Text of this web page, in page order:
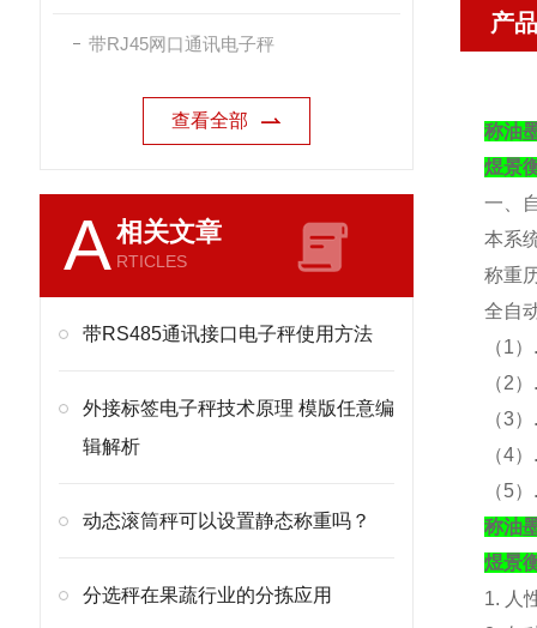
带RJ45网口通讯电子秤
查看全部
A相关文章
RTICLES
带RS485通讯接口电子秤使用方法
外接标签电子秤技术原理 模版任意编
辑解析
动态滚筒秤可以设置静态称重吗？
分选秤在果蔬行业的分拣应用
产
称油
煜景
一、
本系
称重
全自
（1
（2
（3）
（4）
（5
称油
煜景
1. 人